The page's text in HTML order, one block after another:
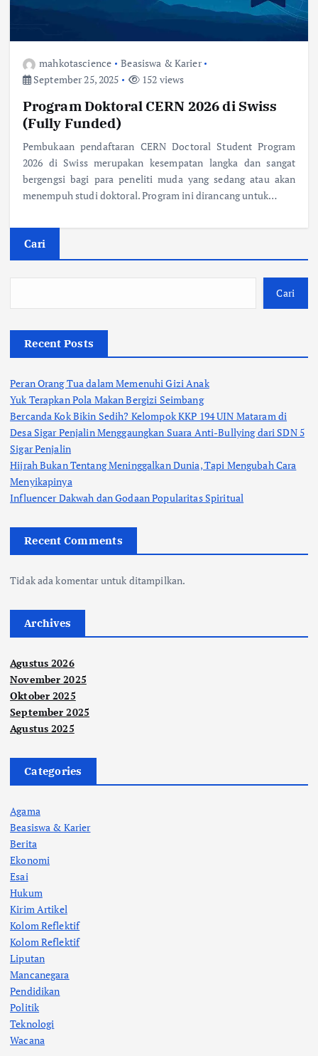
mahkotascience
Beasiswa & Karier
September 25, 2025
152 views
Program Doktoral CERN 2026 di Swiss
(Fully Funded)
Pembukaan pendaftaran CERN Doctoral Student Program
2026 di Swiss merupakan kesempatan langka dan sangat
bergengsi bagi para peneliti muda yang sedang atau akan
menempuh studi doktoral. Program ini dirancang untuk…
Cari
Cari
Recent Posts
Peran Orang Tua dalam Memenuhi Gizi Anak
Yuk Terapkan Pola Makan Bergizi Seimbang
Bercanda Kok Bikin Sedih? Kelompok KKP 194 UIN Mataram di
Desa Sigar Penjalin Menggaungkan Suara Anti-Bullying dari SDN 5
Sigar Penjalin
Hijrah Bukan Tentang Meninggalkan Dunia, Tapi Mengubah Cara
Menyikapinya
Influencer Dakwah dan Godaan Popularitas Spiritual
Recent Comments
Tidak ada komentar untuk ditampilkan.
Archives
Agustus 2026
November 2025
Oktober 2025
September 2025
Agustus 2025
Categories
Agama
Beasiswa & Karier
Berita
Ekonomi
Esai
Hukum
Kirim Artikel
Kolom Reflektif
Kolom Reflektif
Liputan
Mancanegara
Pendidikan
Politik
Teknologi
Wacana